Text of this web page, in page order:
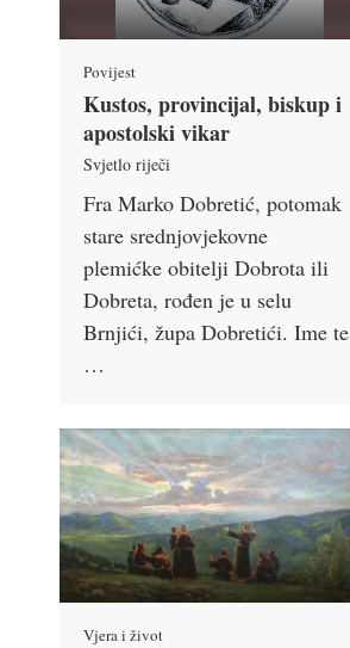
Povijest
Kustos, provincijal, biskup i
apostolski vikar
Svjetlo riječi
Fra Marko Dobretić, potomak
stare srednjovjekovne
plemićke obitelji Dobrota ili
Dobreta, rođen je u selu
Brnjići, župa Dobretići. Ime te
…
Vjera i život